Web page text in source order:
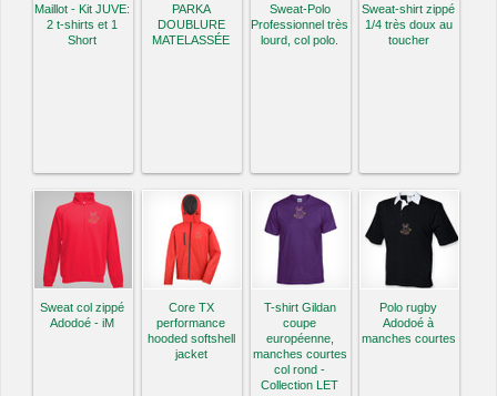
Maillot - Kit JUVE:
2 t-shirts et 1
Short
PARKA
DOUBLURE
MATELASSÉE
Sweat-Polo
Professionnel très
lourd, col polo.
Sweat-shirt zippé
1/4 très doux au
toucher
Sweat col zippé
Adodoé - iM
Core TX
performance
hooded softshell
jacket
T-shirt Gildan
coupe
européenne,
manches courtes
col rond -
Collection LET
Polo rugby
Adodoé à
manches courtes